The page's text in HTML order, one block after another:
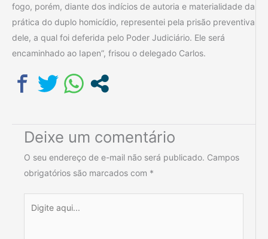
fogo, porém, diante dos indícios de autoria e materialidade da
prática do duplo homicídio, representei pela prisão preventiva
dele, a qual foi deferida pelo Poder Judiciário. Ele será
encaminhado ao Iapen”, frisou o delegado Carlos.
Deixe um comentário
O seu endereço de e-mail não será publicado. Campos
obrigatórios são marcados com *
aqui...